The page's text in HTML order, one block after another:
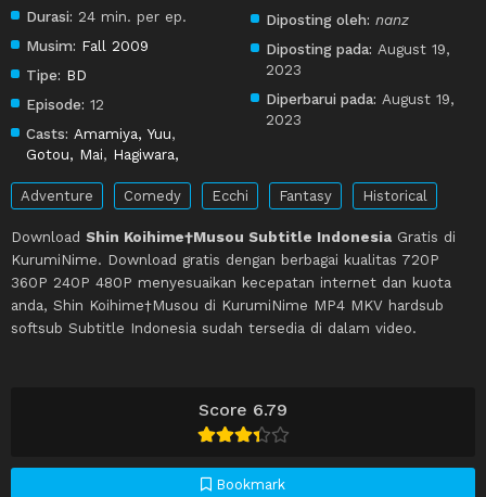
Score 6.79
Bookmark
Durasi: 24 min. per ep.
Musim: Fall 2009
Tipe: BD
Episode: 12
Casts: Amamiya, Yuu,
Gotou, Mai, Hagiwara,
Diposting oleh: nanz
Diposting pada: August 19,
2023
Diperbarui pada: August 19,
2023
Adventure Comedy Ecchi Fantasy Historical
Download Shin Koihime†Musou Subtitle Indonesia Gratis di
KurumiNime. Download gratis dengan berbagai kualitas 720P
360P 240P 480P menyesuaikan kecepatan internet dan kuota
anda, Shin Koihime†Musou di KurumiNime MP4 MKV hardsub
softsub Subtitle Indonesia sudah tersedia di dalam video.